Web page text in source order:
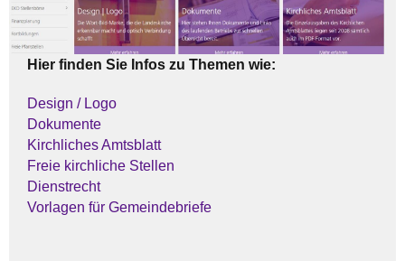
Hier finden Sie Infos zu Themen wie:
Design / Logo
Dokumente
Kirchliches Amtsblatt
Freie kirchliche Stellen
Dienstrecht
Vorlagen für Gemeindebriefe